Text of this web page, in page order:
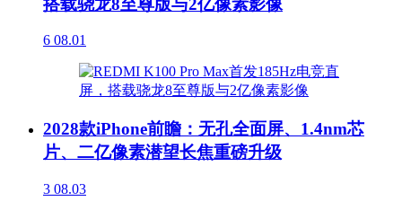
搭载骁龙8至尊版与2亿像素影像
6 08.01
2028款iPhone前瞻：无孔全面屏、1.4nm芯
片、二亿像素潜望长焦重磅升级
3 08.03